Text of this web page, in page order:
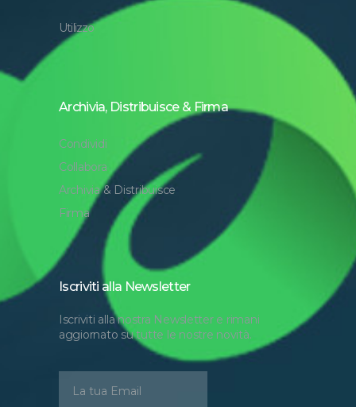
Utilizzo
Archivia, Distribuisce & Firma
Condividi
Collabora
Archivia & Distribuisce
Firma
Iscriviti alla Newsletter
Iscriviti alla nostra Newsletter e rimani
aggiornato su tutte le nostre novità.